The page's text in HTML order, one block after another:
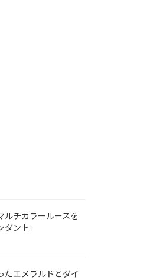
ルチカラールースを
ント」
たエメラルドとダイ